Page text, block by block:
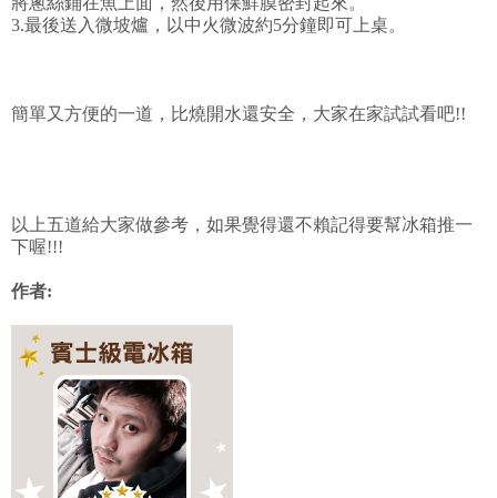
3.最後送入微坡爐，以中火微波約5分鐘即可上桌。
簡單又方便的一道，比燒開水還安全，大家在家試試看吧!!
以上五道給大家做參考，如果覺得還不賴記得要幫冰箱推一
下喔!!!
作者: